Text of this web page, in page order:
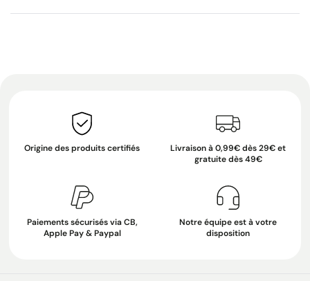
Origine des produits certifiés
Livraison à 0,99€ dès 29€ et
gratuite dès 49€
Paiements sécurisés via CB,
Apple Pay & Paypal
Notre équipe est à votre
disposition